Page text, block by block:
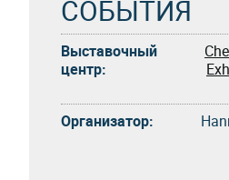
СОБЫТИЯ
Выставочный
центр:
Организатор: